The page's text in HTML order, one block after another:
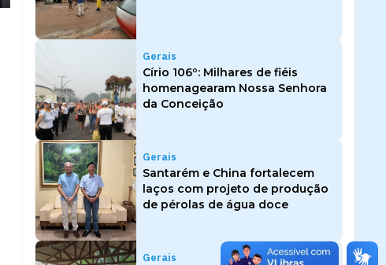
Gerais
Círio 106º: Milhares de fiéis
homenagearam Nossa Senhora
da Conceição
Gerais
Santarém e China fortalecem
laços com projeto de produção
de pérolas de água doce
Gerais